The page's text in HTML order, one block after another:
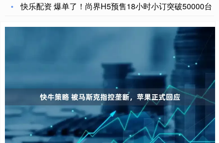
快乐配资 爆单了！尚界H5预售18小时小订突破50000台